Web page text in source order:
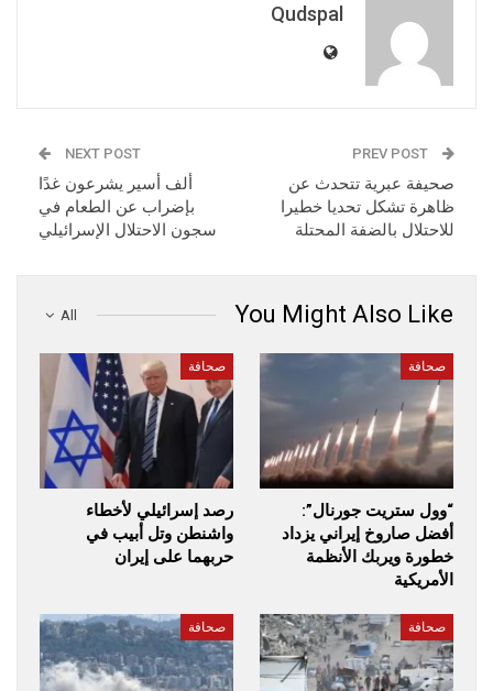
Qudspal
صحيفة عبرية تتحدث عن
ظاهرة تشكل تحديا خطيرا
للاحتلال بالضفة المحتلة
NEXT POST
ألف أسير يشرعون غدًا
بإضراب عن الطعام في
سجون الاحتلال الإسرائيلي
All You Might Also Like
صحافة
“وول ستريت جورنال”:
أفضل صاروخ إيراني يزداد
خطورة ويربك الأنظمة
الأمريكية
صحافة
رصد إسرائيلي لأخطاء
واشنطن وتل أبيب في
حربهما على إيران
صحافة صحافة